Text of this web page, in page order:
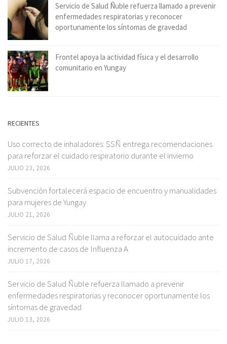
Servicio de Salud Ñuble refuerza llamado a prevenir
enfermedades respiratorias y reconocer
oportunamente los síntomas de gravedad
Frontel apoya la actividad física y el desarrollo
comunitario en Yungay
RECIENTES
Uso correcto de inhaladores: SSÑ entrega recomendaciones
para reforzar el cuidado respiratorio durante el invierno
JULIO 23, 2026
Subvención fortalecerá espacio de encuentro y manualidades
para mujeres de Yungay
JULIO 21, 2026
Servicio de Salud Ñuble llama a reforzar el autocuidado ante
incremento de casos de Influenza A
JULIO 17, 2026
Servicio de Salud Ñuble refuerza llamado a prevenir
enfermedades respiratorias y reconocer oportunamente los
síntomas de gravedad
JULIO 13, 2026